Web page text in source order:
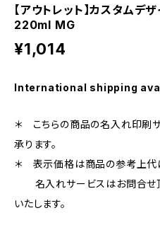
【アウトレット】カスタム
220ml MG
¥1,014
International shipping
＊ こちらの商品の名入れ印刷
承ります。
＊ 表示価格は商品の参考上代
名入れサービスはお問合せ
いたします。